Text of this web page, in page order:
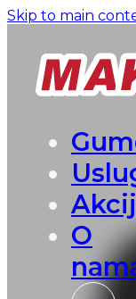
Skip to main
O